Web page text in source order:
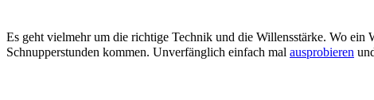
Es geht vielmehr um die richtige Technik und die Willensstärke. Wo ein
Schnupperstunden kommen. Unverfänglich einfach mal ausprobieren